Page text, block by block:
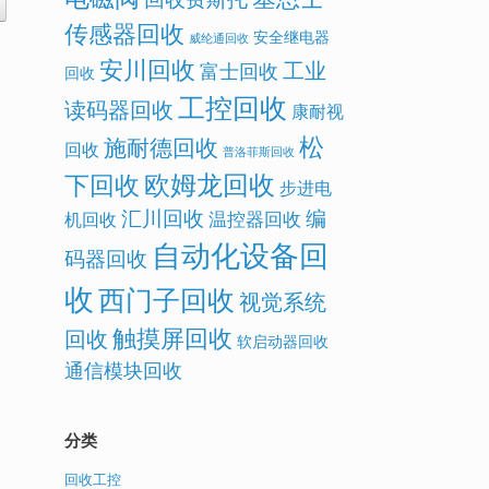
传感器回收 威纶通回收 安全继电器
回收 安川回收 富士回收 工业
读码器回收工控回收 康耐视
回收 施耐德回收 普洛菲斯回收 松
下回收欧姆龙回收 步进电
机回收 汇川回收 温控器回收 编
码器回收 自动化设备回
收西门子回收视觉系统
回收触摸屏回收 软启动器回收
通信模块回收
分类
回收工控